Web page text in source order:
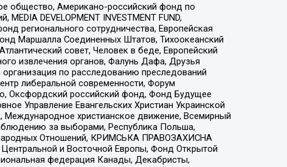
общество, Американо-российский фонд по
DEVELOPMENT INVESTMENT FUND,
регионального сотрудничества, Европейская
Маршалла Соединенных Штатов, Тихоокеанский
совет, Человек в беде, Европейский
извлечения органов, Фалунь Дафа, Друзья
по расследованию преследований
либеральной современности, Форум
Оксфордский российский фонд, Фонд Будущее
Управление Евангельских Христиан Украинской
христианское движение, Всемирный
за выборами, Республика Польша,
Отношений, КРИМСЬКА ПРАВОЗАХИСНА
и Восточной Европы, Фонд Открытой
федерация Канады, Декабристы,